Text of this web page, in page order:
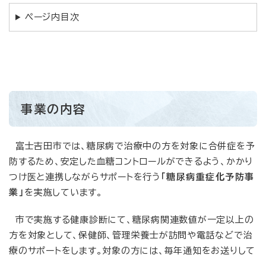
ページ内目次
事業の内容
富士吉田市では、糖尿病で治療中の方を対象に合併症を予
防するため、安定した血糖コントロールができるよう、かかり
つけ医と連携しながらサポートを行う 「糖尿病重症化予防事
業」 を実施しています。
市で実施する健康診断にて、糖尿病関連数値が一定以上の
方を対象として、保健師、管理栄養士が訪問や電話などで治
療のサポートをします。対象の方には、毎年通知をお送りして